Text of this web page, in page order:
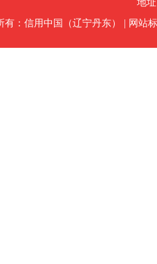
地
：信用中国（辽宁丹东）
网站